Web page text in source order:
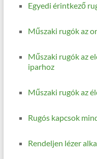
Egyedi érintkező
Műszaki rugók az
Műszaki rugók az
iparhoz
Műszaki rugók az
Rugós kapcsok
Rendeljen lézer